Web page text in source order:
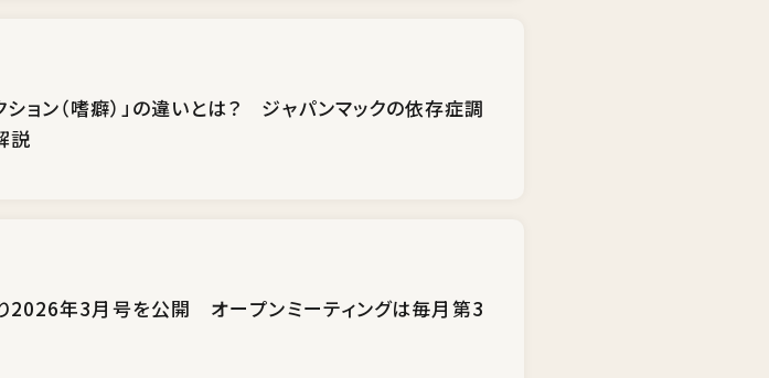
ション（嗜癖）」の違いとは？ ジャパンマックの依存症調
説
2026年3月号を公開 オープンミーティングは毎月第3